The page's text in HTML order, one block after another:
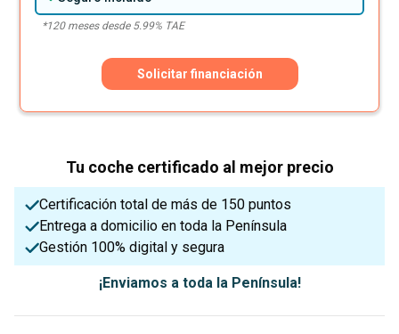
*120meses desde 5.99% TAE
Solicitar financiación
Tu coche certificado al mejor precio
Certificación total de más de 150 puntos
Entrega a domicilio en toda la Península
Gestión 100% digital y segura
¡Enviamos a toda la Península!